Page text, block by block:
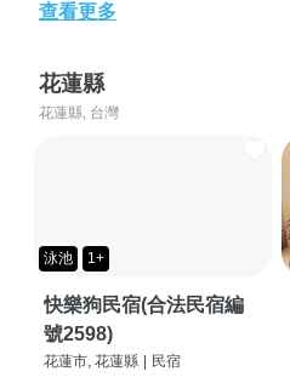
查看更多
花蓮縣
花蓮縣, 台灣
泳池 1+
快樂狗民宿(合法民宿編
號2598)
花蓮市, 花蓮縣 民宿